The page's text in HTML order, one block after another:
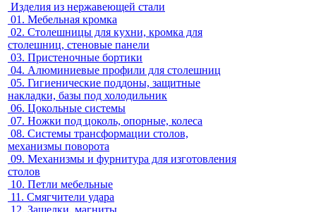
Изделия из нержавеющей стали
01. Мебельная кромка
02. Столешницы для кухни, кромка для
столешниц, стеновые панели
03. Пристеночные бортики
04. Алюминиевые профили для столешниц
05. Гигиенические поддоны, защитные
накладки, базы под холодильник
06. Цокольные системы
07. Ножки под цоколь, опорные, колеса
08. Системы трансформации столов,
механизмы поворота
09. Механизмы и фурнитура для изготовления
столов
10. Петли мебельные
11. Смягчители удара
12. Защелки, магниты